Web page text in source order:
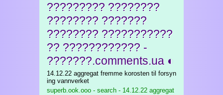
????????? ????????
???????? ???????
???????? ???????????
?? ???????????? -
???????.comments.ua ◐
14.12.22 aggregat fremme korosten til forsyn
ing vannverket
superb.ook.ooo - search - 14.12.22 aggregat